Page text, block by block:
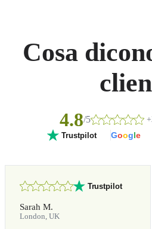
Cosa
4.8/5
Trustpilot Google
Trustpilot
Sarah M.
London, UK